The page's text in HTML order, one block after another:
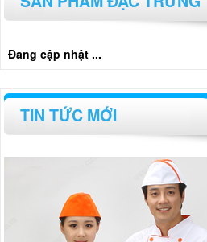
Đang cập nhật ...
TIN TỨC MỚI